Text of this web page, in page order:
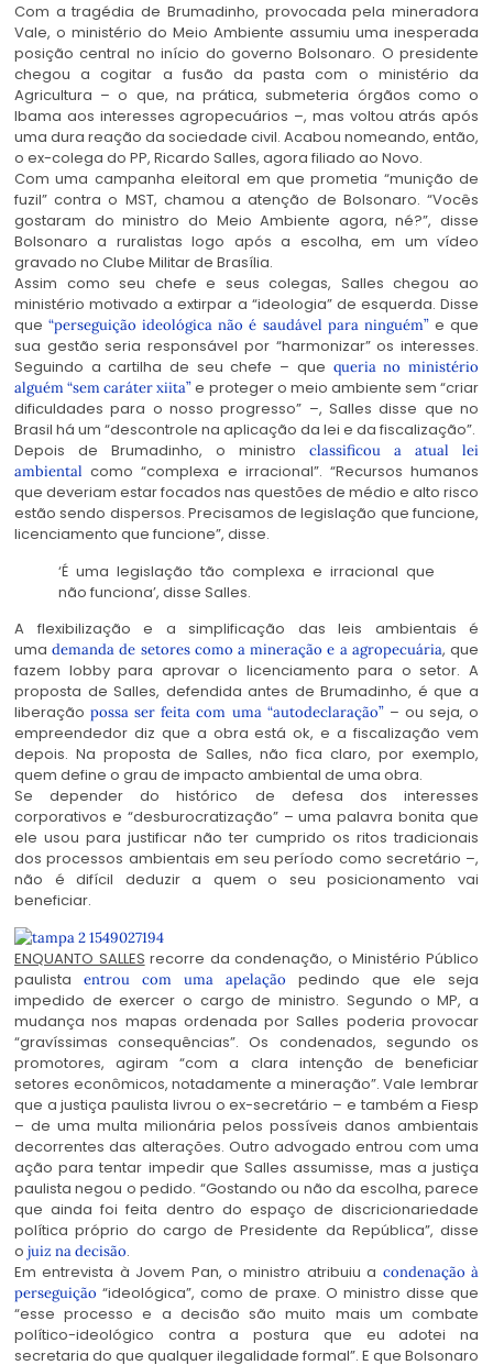
Com a tragédia de Brumadinho, provocada pela mineradora
Vale, o ministério do Meio Ambiente assumiu uma inesperada
posição central no início do governo Bolsonaro. O presidente
chegou a cogitar a fusão da pasta com o ministério da
Agricultura – o que, na prática, submeteria órgãos como o
Ibama aos interesses agropecuários –, mas voltou atrás após
uma dura reação da sociedade civil. Acabou nomeando, então,
o ex-colega do PP, Ricardo Salles, agora filiado ao Novo.
Com uma campanha eleitoral em que prometia “munição de
fuzil” contra o MST, chamou a atenção de Bolsonaro. “Vocês
gostaram do ministro do Meio Ambiente agora, né?”, disse
Bolsonaro a ruralistas logo após a escolha, em um vídeo
gravado no Clube Militar de Brasília.
Assim como seu chefe e seus colegas, Salles chegou ao
ministério motivado a extirpar a “ideologia” de esquerda. Disse
que“perseguição ideológica não é saudável para ninguém”e que
sua gestão seria responsável por “harmonizar” os interesses.
Seguindo a cartilha de seu chefe – que queria no ministério
alguém “sem caráter xiita”e proteger o meio ambiente sem “criar
dificuldades para o nosso progresso” –, Salles disse que no
Brasil há um “descontrole na aplicação da lei e da fiscalização”.
Depois de Brumadinho, o ministro classificou a atual lei
ambiental como “complexa e irracional”. “Recursos humanos
que deveriam estar focados nas questões de médio e alto risco
estão sendo dispersos. Precisamos de legislação que funcione,
licenciamento que funcione”, disse.
‘É uma legislação tão complexa e irracional que
não funciona’, disse Salles.
A flexibilização e a simplificação das leis ambientais é
umademanda de setores como a mineração e a agropecuária, que
fazem lobby para aprovar o licenciamento para o setor. A
proposta de Salles, defendida antes de Brumadinho, é que a
liberaçãopossa ser feita com uma “autodeclaração”– ou seja, o
empreendedor diz que a obra está ok, e a fiscalização vem
depois. Na proposta de Salles, não fica claro, por exemplo,
quem define o grau de impacto ambiental de uma obra.
Se depender do histórico de defesa dos interesses
corporativos e “desburocratização” – uma palavra bonita que
ele usou para justificar não ter cumprido os ritos tradicionais
dos processos ambientais em seu período como secretário –,
não é difícil deduzir a quem o seu posicionamento vai
beneficiar.
ENQUANTO SALLES recorre da condenação, o Ministério Público
paulista entrou com uma apelação
pedindo que ele seja
impedido de exercer o cargo de ministro. Segundo o MP, a
mudança nos mapas ordenada por Salles poderia provocar
“gravíssimas consequências”. Os condenados, segundo os
promotores, agiram “com a clara intenção de beneficiar
setores econômicos, notadamente a mineração”. Vale lembrar
que a justiça paulista livrou o ex-secretário – e também a Fiesp
– de uma multa milionária pelos possíveis danos ambientais
decorrentes das alterações. Outro advogado entrou com uma
ação para tentar impedir que Salles assumisse, mas a justiça
paulista negou o pedido. “Gostando ou não da escolha, parece
que ainda foi feita dentro do espaço de discricionariedade
política próprio do cargo de Presidente da República”, disse
o juiz na decisão.
Em entrevista à Jovem Pan, o ministro atribuiu a condenação à
perseguição “ideológica”, como de praxe. O ministro disse que
“esse processo e a decisão são muito mais um combate
político-ideológico contra a postura que eu adotei na
secretaria do que qualquer ilegalidade formal”. E que Bolsonaro